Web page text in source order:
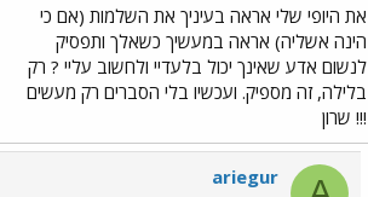
את היופי שלי אראה בעיניך את השלמות (אם כי
הינה אשליה) אראה במעשיך כשאלך ותפסיק
לנשום אדע שאינך יכול בלעדיי ולחשוב עליי ? רק
בלילה, זה מספיק. ועכשיו בלי הסברים רק מעשים
!!! שרון
ariegur